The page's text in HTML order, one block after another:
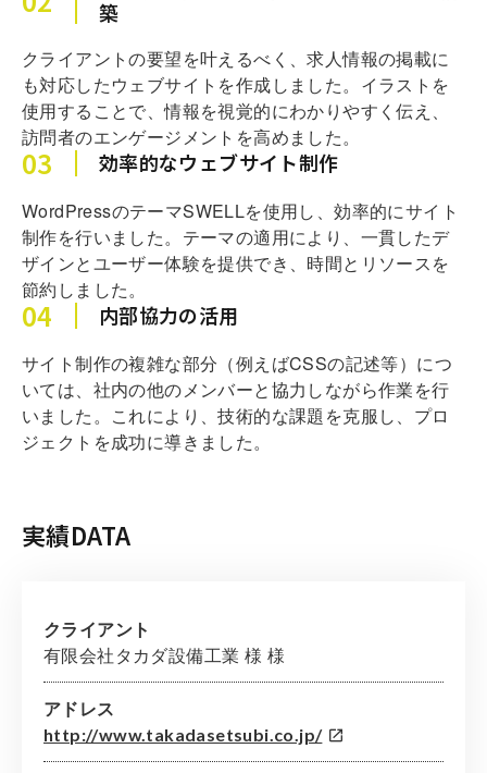
築
クライアントの要望を叶えるべく、求人情報の掲載に
も対応したウェブサイトを作成しました。イラストを
使用することで、情報を視覚的にわかりやすく伝え、
訪問者のエンゲージメントを高めました。
03 効率的なウェブサイト制作
WordPressのテーマSWELLを使用し、効率的にサイト
制作を行いました。テーマの適用により、一貫したデ
ザインとユーザー体験を提供でき、時間とリソースを
節約しました。
04 内部協力の活用
サイト制作の複雑な部分（例えばCSSの記述等）につ
いては、社内の他のメンバーと協力しながら作業を行
いました。これにより、技術的な課題を克服し、プロ
ジェクトを成功に導きました。
実績DATA
クライアント
有限会社タカダ設備工業 様 様
アドレス
http://www.takadasetsubi.co.jp/